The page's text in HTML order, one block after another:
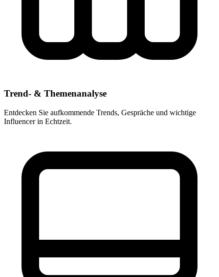
Trend- & Themenanalyse
Entdecken Sie aufkommende Trends, Gespräche und wichtige
Influencer in Echtzeit.